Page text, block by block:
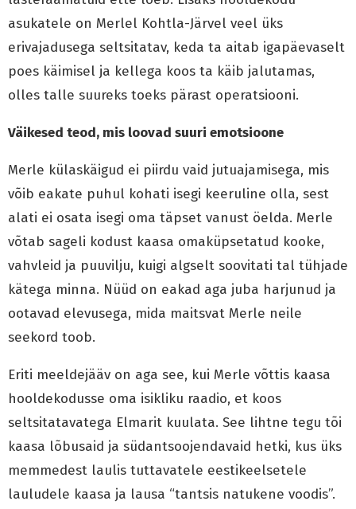
asukatele on Merlel Kohtla-Järvel veel üks
erivajadusega seltsitatav, keda ta aitab igapäevaselt
poes käimisel ja kellega koos ta käib jalutamas,
olles talle suureks toeks pärast operatsiooni.
Väikesed teod, mis loovad suuri emotsioone
Merle külaskäigud ei piirdu vaid jutuajamisega, mis
võib eakate puhul kohati isegi keeruline olla, sest
alati ei osata isegi oma täpset vanust öelda. Merle
võtab sageli kodust kaasa omaküpsetatud kooke,
vahvleid ja puuvilju, kuigi algselt soovitati tal tühjade
kätega minna. Nüüd on eakad aga juba harjunud ja
ootavad elevusega, mida maitsvat Merle neile
seekord toob.
Eriti meeldejääv on aga see, kui Merle võttis kaasa
hooldekodusse oma isikliku raadio, et koos
seltsitatavatega Elmarit kuulata. See lihtne tegu tõi
kaasa lõbusaid ja südantsoojendavaid hetki, kus üks
memmedest laulis tuttavatele eestikeelsetele
lauludele kaasa ja lausa “tantsis natukene voodis”.